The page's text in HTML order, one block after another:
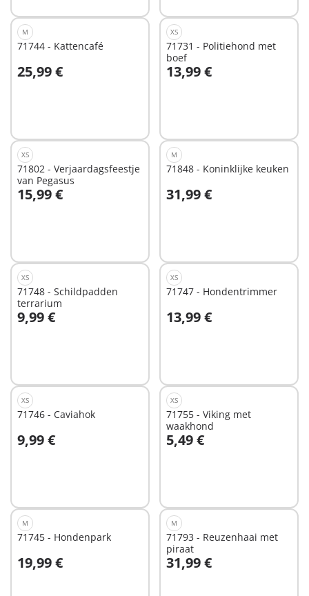
M
71744 - Kattencafé
25,99 €
In winkelwagen
XS
71731 - Politiehond met
boef
13,99 €
In winkelwagen
XS
71802 - Verjaardagsfeestje
van Pegasus
15,99 €
In winkelwagen
M
71848 - Koninklijke keuken
31,99 €
In winkelwagen
XS
71748 - Schildpadden
terrarium
9,99 €
In winkelwagen
XS
71747 - Hondentrimmer
13,99 €
In winkelwagen
XS
71746 - Caviahok
9,99 €
In winkelwagen
XS
71755 - Viking met
waakhond
5,49 €
In winkelwagen
M
71745 - Hondenpark
19,99 €
In winkelwagen
M
71793 - Reuzenhaai met
piraat
31,99 €
In winkelwagen